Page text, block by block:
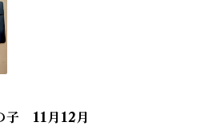
子 11月12月